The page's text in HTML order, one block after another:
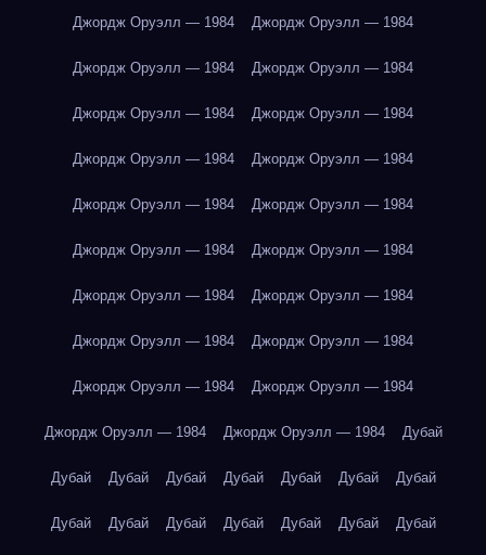
Джордж Оруэлл — 1984 Джордж Оруэлл — 1984
Джордж Оруэлл — 1984 Джордж Оруэлл — 1984
Джордж Оруэлл — 1984 Джордж Оруэлл — 1984
Джордж Оруэлл — 1984 Джордж Оруэлл — 1984
Джордж Оруэлл — 1984 Джордж Оруэлл — 1984
Джордж Оруэлл — 1984 Джордж Оруэлл — 1984
Джордж Оруэлл — 1984 Джордж Оруэлл — 1984
Джордж Оруэлл — 1984 Джордж Оруэлл — 1984
Джордж Оруэлл — 1984 Джордж Оруэлл — 1984
Джордж Оруэлл — 1984 Джордж Оруэлл — 1984 Дубай
Дубай Дубай Дубай Дубай Дубай Дубай Дубай
Дубай Дубай Дубай Дубай Дубай Дубай Дубай